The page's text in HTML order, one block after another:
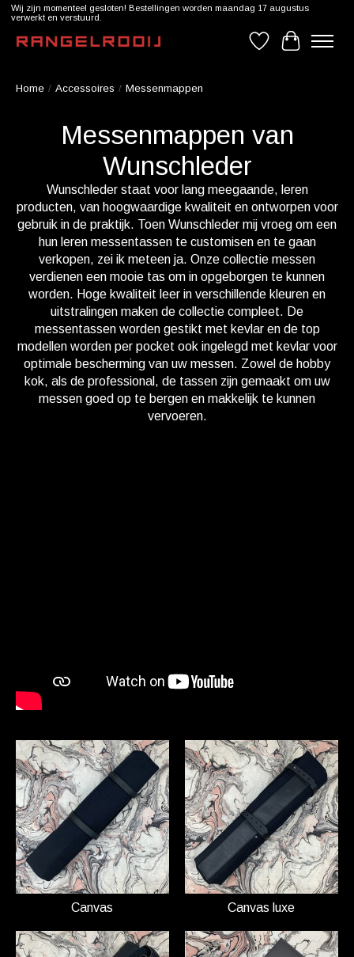
Wij zijn momenteel gesloten! Bestellingen worden maandag 17 augustus
verwerkt en verstuurd.
Verlanglijst
Home / Accessoires / Messenmappen
Messenmappen van
Wunschleder
Wunschleder staat voor lang meegaande, leren
producten, van hoogwaardige kwaliteit en ontworpen voor
gebruik in de praktijk. Toen Wunschleder mij vroeg om een
hun leren messentassen te customisen en te gaan
verkopen, zei ik meteen ja. Onze collectie messen
verdienen een mooie tas om in opgeborgen te kunnen
worden. Hoge kwaliteit leer in verschillende kleuren en
uitstralingen maken de collectie compleet. De
messentassen worden gestikt met kevlar en de top
modellen worden per pocket ook ingelegd met kevlar voor
optimale bescherming van uw messen. Zowel de hobby
kok, als de professional, de tassen zijn gemaakt om uw
messen goed op te bergen en makkelijk te kunnen
vervoeren.
Canvas Canvas luxe